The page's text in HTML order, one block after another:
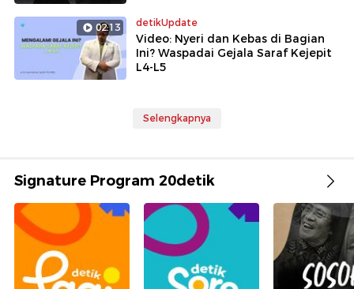
02:13 detikUpdate
Video: Nyeri dan Kebas di Bagian
Ini? Waspadai Gejala Saraf Kejepit
L4-L5
Selengkapnya
Signature Program 20detik